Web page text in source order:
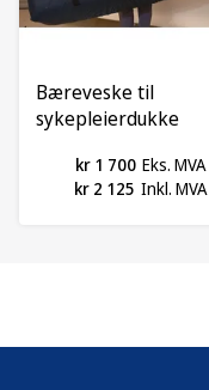
Bæreveske til
sykepleierdukke
kr 1 700 Eks. MVA
kr 2 125 Inkl. MVA